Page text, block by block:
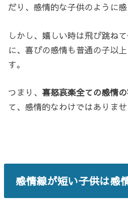
だり、感情的な子供のように感
しかし、嬉しい時は飛び跳ね
に、喜びの感情も普通の子以
す。
つまり、喜怒哀楽全ての感情
て、感情的なわけではありませ
感情線が短い子供は感